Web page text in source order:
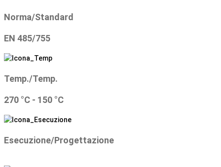
Norma/Standard
EN 485/755
Temp./Temp.
270 °C - 150 °C
Esecuzione/Progettazione